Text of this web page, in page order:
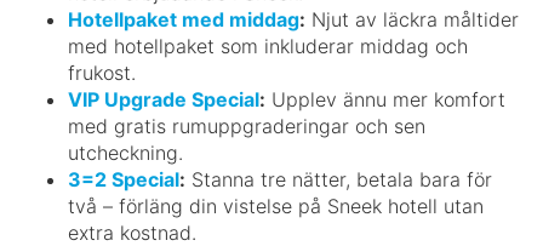
Hotellpaket med middag: Njut av läckra måltider
med hotellpaket som inkluderar middag och
frukost.
VIP Upgrade Special: Upplev ännu mer komfort
med gratis rumuppgraderingar och sen
utcheckning.
3=2 Special: Stanna tre nätter, betala bara för
två – förläng din vistelse på Sneek hotell utan
extra kostnad.